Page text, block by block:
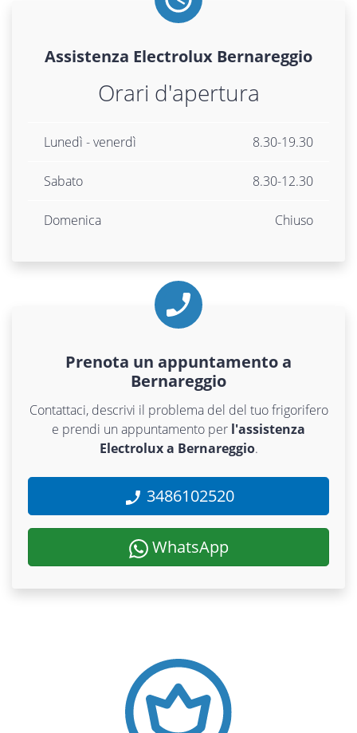
Assistenza Electrolux Bernareggio
Orari d'apertura
Lunedì - venerdì 8.30-19.30
Sabato 8.30-12.30
Domenica Chiuso
Prenota un appuntamento a
Bernareggio
Contattaci, descrivi il problema del del tuo frigorifero
e prendi un appuntamento per l'assistenza
Electrolux a Bernareggio.
3486102520
WhatsApp